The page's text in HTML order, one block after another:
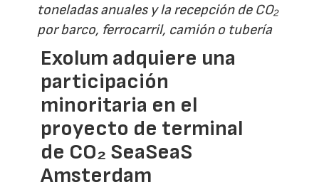
toneladas anuales y la recepción de CO₂
por barco, ferrocarril, camión o tubería
Exolum adquiere una
participación
minoritaria en el
proyecto de terminal
de CO₂ SeaSeaS
Amsterdam